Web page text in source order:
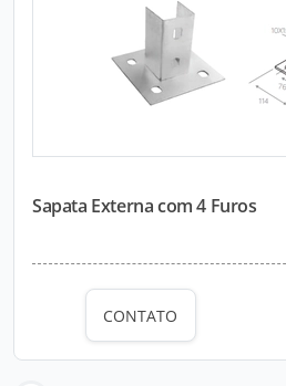
Sapata Externa com 4 Furos
CONTATO